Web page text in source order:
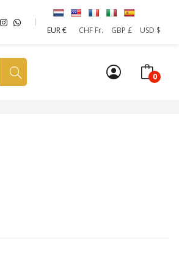
EUR €
CHF Fr. GBP £ USD $
0